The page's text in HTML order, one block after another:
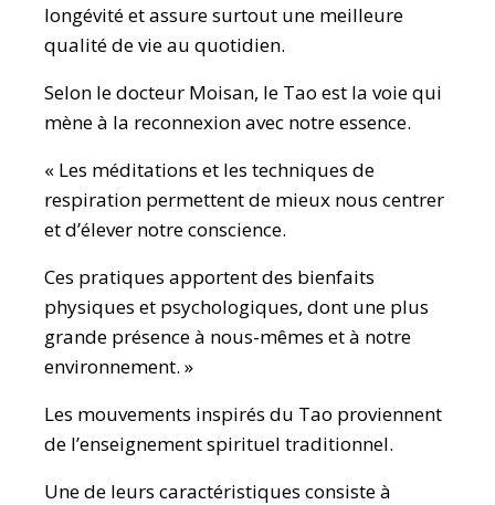
longévité et assure surtout une meilleure
qualité de vie au quotidien.
Selon le docteur Moisan, le Tao est la voie qui
mène à la reconnexion avec notre essence.
« Les méditations et les techniques de
respiration permettent de mieux nous centrer
et d’élever notre conscience.
Ces pratiques apportent des bienfaits
physiques et psychologiques, dont une plus
grande présence à nous-mêmes et à notre
environnement. »
Les mouvements inspirés du Tao proviennent
de l’enseignement spirituel traditionnel.
Une de leurs caractéristiques consiste à